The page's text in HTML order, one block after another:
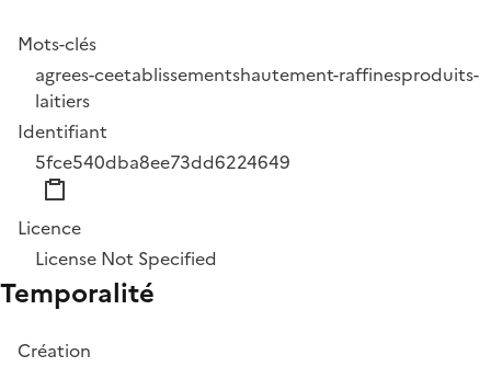
Mots-clés
agrees-ceetablissementshautement-raffinesproduits-
laitiers
Identifiant
5fce540dba8ee73dd6224649
Licence
License Not Specified
Temporalité
Création